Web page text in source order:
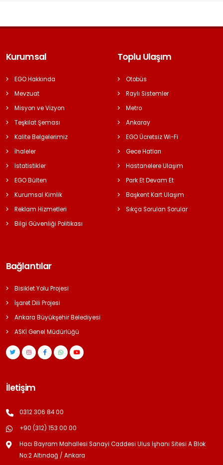
Kurumsal
EGO Hakkında
Mevzuat
Misyon ve Vizyon
Teşkilat Şeması
Kalite Belgelerimiz
İhaleler
İstatistikler
EGO Bülten
Kurumsal Kimlik
Reklam Hizmetleri
Bilgi Güvenliği Politikası
Toplu Ulaşım
Otobüs
Raylı Sistemler
Metro
Ankaray
EGO Ücretsiz Wi-Fi
Gece Hatları
Hastanelere Ulaşım
Park Et Devam Et
Başkent Kart Ulaşım
Sıkça Sorulan Sorular
Bağlantılar
Bisiklet Yolu Projesi
İşaret Dili Projesi
Ankara Büyükşehir Belediyesi
ASKİ Genel Müdürlüğü
İletişim
0312 306 84 00
+90 (312) 153 00 00
Hacı Bayram Mahallesi Sanayi Caddesi Ulus İşhanı Sitesi A Blok
No:2 Altındağ / Ankara